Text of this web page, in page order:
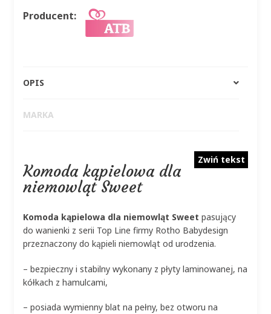
Producent:
OPIS
MARKA
Zwiń tekst
Komoda kąpielowa dla
niemowląt Sweet
Komoda kąpielowa dla niemowląt Sweet pasujący
do wanienki z serii Top Line firmy Rotho Babydesign
przeznaczony do kąpieli niemowląt od urodzenia.
– bezpieczny i stabilny wykonany z płyty laminowanej, na
kółkach z hamulcami,
– posiada wymienny blat na pełny, bez otworu na